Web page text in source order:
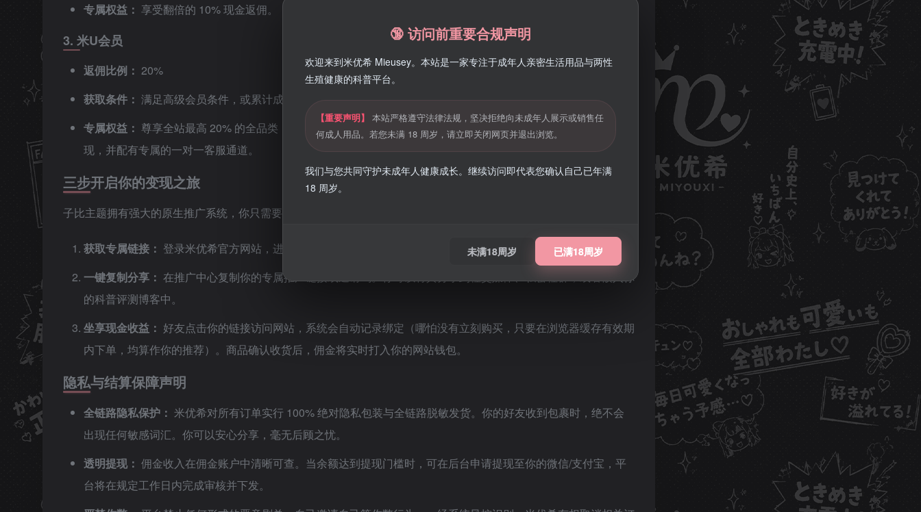
专属权益： 享受翻倍的 10% 现金返佣。
3. 米U会员
返佣比例： 20%
获取条件： 满足高级会员条件，或累计成功推荐订单达到指定额度的深度合作伙伴。
专属权益： 尊享全站最高 20% 的全品类（包括智能潮玩、两性健康、情趣美学等）无上限现金提成，支持极速提
现，并配有专属的一对一客服通道。
三步开启你的变现之旅
子比主题拥有强大的原生推广系统，你只需要按照以下步骤操作，全过程自动化统计，无漏单风险：
获取专属链接： 登录米优希官方网站，进入“
一键复制分享： 在推广中心复制你的专属推广链接或邀请码。你可以将其分享到社交媒体、私密社群，或者嵌入你
的科普评测博客中。
坐享现金收益： 好友点击你的链接访问网站，系统会自动记录绑定（哪怕没有立刻购买，只要在浏览器缓存有效期
内下单，均算作你的推荐）。商品确认收货后，佣金将实时打入你的网站钱包。
隐私与结算保障声明
全链路隐私保护： 米优希对所有订单实行 100% 绝对隐私包装与全链路脱敏发货。你的好友收到包裹时，绝不会
出现任何敏感词汇。你可以安心分享，毫无后顾之忧。
透明提现： 佣金收入在佣金账户中清晰可查。当余额达到提现门槛时，可在后台申请提现至你的微信/支付宝，平
台将在规定工作日内完成审核并下发。
🔞 访问前重要合规声明
欢迎来到米优希 Mieusey。本站是一家专注于成年人亲密生活用品与两性
生殖健康的科普平台。
【重要声明】 本站严格遵守法律法规，坚决拒绝向未成年人展示或销售任
何成人用品。若您未满 18 周岁，请立即关闭网页并退出浏览。
我们与您共同守护未成年人健康成长。继续访问即代表您确认自己已年满
18 周岁。
未满18周岁 已满18周岁